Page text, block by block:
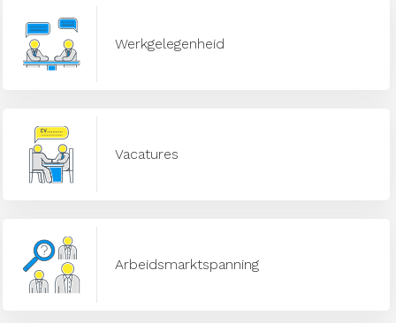
Werkgelegenheid
Vacatures
Arbeidsmarktspanning